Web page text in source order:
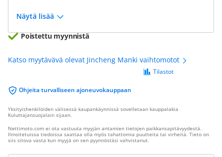
Näytä lisää
Poistettu myynnistä
Katso myytävävä olevat Jincheng Manki vaihtomotot
Ohjeita turvalliseen ajoneuvokauppaan
Tilastot
Yksityishenkilöiden välisessä kaupankäynnissä sovelletaan kauppalakia
Kuluttajansuojalain sijaan.
Nettimoto.com ei ota vastuuta myyjän antamien tietojen paikkansapitävyydestä.
Ilmoitetuissa tiedoissa saattaa olla myös tahattomia puutteita tai virheitä. Tieto on
siis sitova vasta kun myyjä on sen pyynnöstäsi vahvistanut.